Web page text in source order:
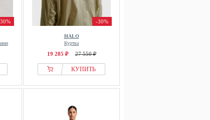
-30%
HALO
Куртка
19 285 ₽ 27 550 ₽
КУПИТЬ